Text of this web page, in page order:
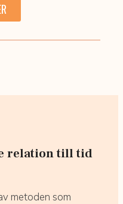
relation till tid
metoden som